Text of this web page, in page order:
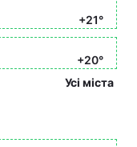
+21°
+20°
Усі міста